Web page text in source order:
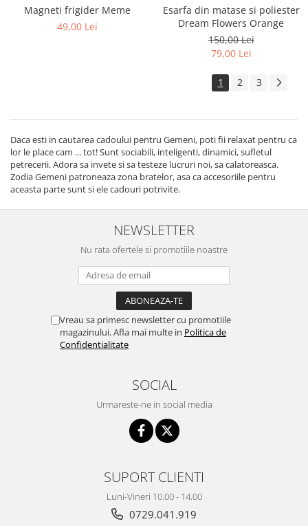
Magneti frigider Meme
49,00 Lei
Esarfa din matase si poliester
Dream Flowers Orange
150,00 Lei
79,00 Lei
1 2 3
Daca esti in cautarea cadoului pentru Gemeni, poti fii relaxat pentru ca
lor le place cam ... tot! Sunt sociabili, inteligenti, dinamici, sufletul
petrecerii. Adora sa invete si sa testeze lucruri noi, sa calatoreasca.
Zodia Gemeni patroneaza zona bratelor, asa ca accesoriile pentru
aceasta parte sunt si ele cadouri potrivite.
NEWSLETTER
Nu rata ofertele si promotiile noastre
Vreau sa primesc newsletter cu promotiile
magazinului. Afla mai multe in Politica de
Confidentialitate
SOCIAL
Urmareste-ne in social media
SUPORT CLIENTI
Luni-Vineri 10.00 - 14.00
0729.041.919